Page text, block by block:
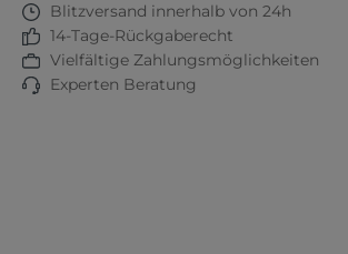
Blitzversand innerhalb von 24h
14-Tage-Rückgaberecht
Vielfältige Zahlungsmöglichkeiten
Experten Beratung